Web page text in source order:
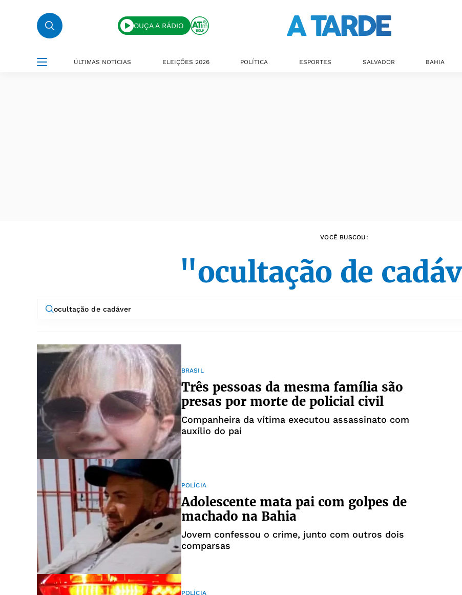
OUÇA A RÁDIO
ÚLTIMAS NOTÍCIAS ELEIÇÕES 2026 POLÍTICA ESPORTES SALVADOR BAHIA
VOCÊ BUSCOU:
"ocultação de
BRASIL
Três pessoas da mesma família são
presas por morte de policial civil
Companheira da vítima executou assassinato com
auxílio do pai
POLÍCIA
Adolescente mata pai com golpes de
machado na Bahia
Jovem confessou o crime, junto com outros dois
comparsas
POLÍCIA